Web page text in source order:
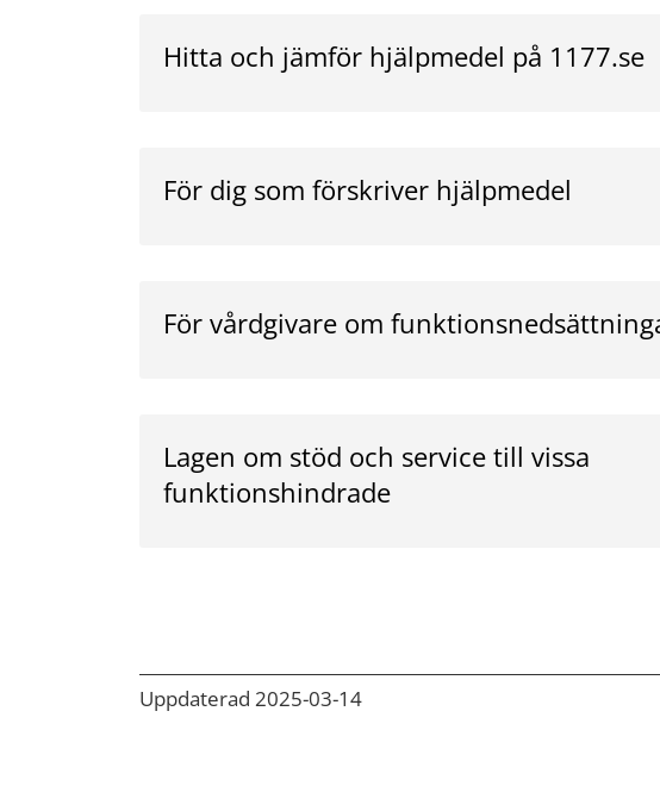
Hitta och jämför hjälpmedel på 1177.se
För dig som förskriver hjälpmedel
För vårdgivare om
Lagen om stöd och service till vissa
funktionshindrade
Uppdaterad 2025-03-14